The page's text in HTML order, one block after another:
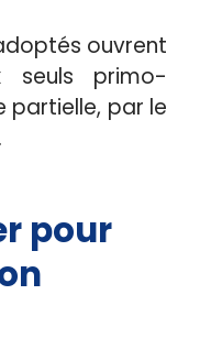
ouvrent
seuls primo-
partielle, par le
pour